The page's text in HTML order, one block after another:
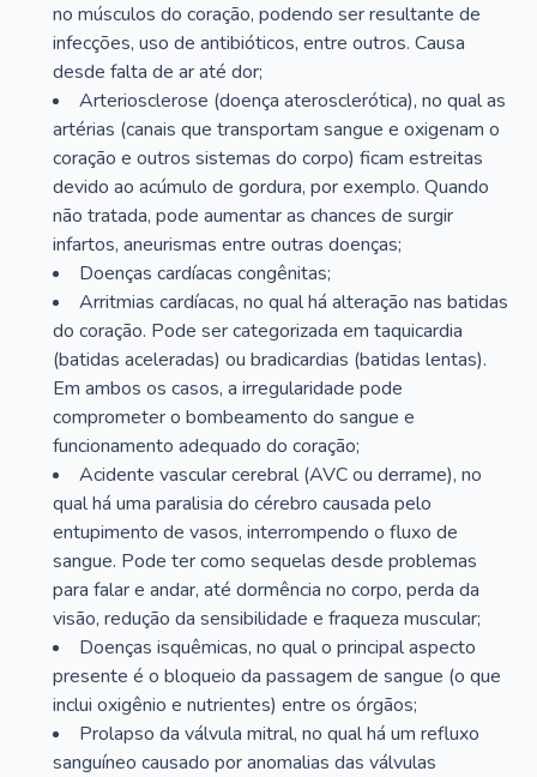
no músculos do coração, podendo ser resultante de
infecções, uso de antibióticos, entre outros. Causa
desde falta de ar até dor;
Arteriosclerose (doença aterosclerótica), no qual as
artérias (canais que transportam sangue e oxigenam o
coração e outros sistemas do corpo) ficam estreitas
devido ao acúmulo de gordura, por exemplo. Quando
não tratada, pode aumentar as chances de surgir
infartos, aneurismas entre outras doenças;
Doenças cardíacas congênitas;
Arritmias cardíacas, no qual há alteração nas batidas
do coração. Pode ser categorizada em taquicardia
(batidas aceleradas) ou bradicardias (batidas lentas).
Em ambos os casos, a irregularidade pode
comprometer o bombeamento do sangue e
funcionamento adequado do coração;
Acidente vascular cerebral (AVC ou derrame), no
qual há uma paralisia do cérebro causada pelo
entupimento de vasos, interrompendo o fluxo de
sangue. Pode ter como sequelas desde problemas
para falar e andar, até dormência no corpo, perda da
visão, redução da sensibilidade e fraqueza muscular;
Doenças isquêmicas, no qual o principal aspecto
presente é o bloqueio da passagem de sangue (o que
inclui oxigênio e nutrientes) entre os órgãos;
Prolapso da válvula mitral, no qual há um refluxo
sanguíneo causado por anomalias das válvulas